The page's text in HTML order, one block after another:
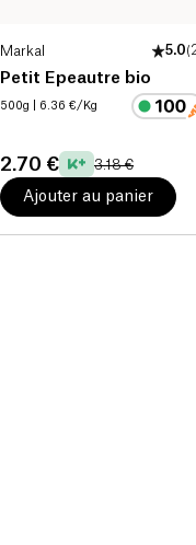
Markal 5.0(
Petit Epeautre bio
500g | 6.36 €/Kg
2.70 € 3.18 €
Ajouter au panier